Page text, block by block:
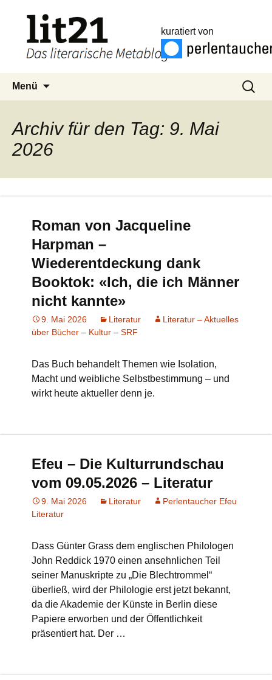
kuratiert von
Menü
Suchen
nach:
Archiv für den Tag: 9. Mai
2026
Roman von Jacqueline
Harpman –
Wiederentdeckung dank
Booktok: «Ich, die ich Männer
nicht kannte»
9. Mai 2026 Literatur
Literatur – Aktuelles
über Bücher – Kultur – SRF
Das Buch behandelt Themen wie Isolation,
Macht und weibliche Selbstbestimmung – und
wirkt heute aktueller denn je.
Efeu – Die Kulturrundschau
vom 09.05.2026 – Literatur
9. Mai 2026 Literatur
Perlentaucher Efeu
Literatur
Dass Günter Grass dem englischen Philologen
John Reddick 1970 einen ansehnlichen Teil
seiner Manuskripte zu „Die Blechtrommel“
überließ, wird der Philologie erst jetzt bekannt,
da die Akademie der Künste in Berlin diese
Papiere erworben und der Öffentlichkeit
präsentiert hat. Der …